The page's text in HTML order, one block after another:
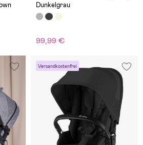
Dunkelgrau
99,99 €
Versandkostenfrei